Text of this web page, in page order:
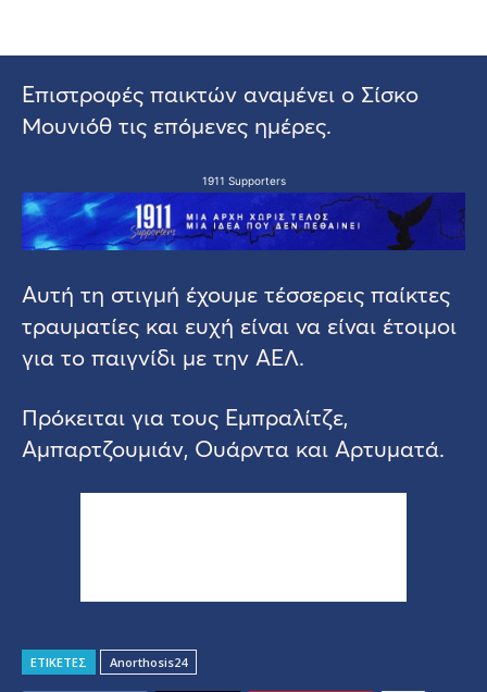
Επιστροφές παικτών αναμένει ο Σίσκο
Μουνιόθ τις επόμενες ημέρες.
1911 Supporters
Αυτή τη στιγμή έχουμε τέσσερεις παίκτες
τραυματίες και ευχή είναι να είναι έτοιμοι
για το παιγνίδι με την ΑΕΛ.
Πρόκειται για τους Εμπραλίτζε,
Αμπαρτζουμιάν, Ουάρντα και Αρτυματά.
ΕΤΙΚΕΤΕΣ Anorthosis24